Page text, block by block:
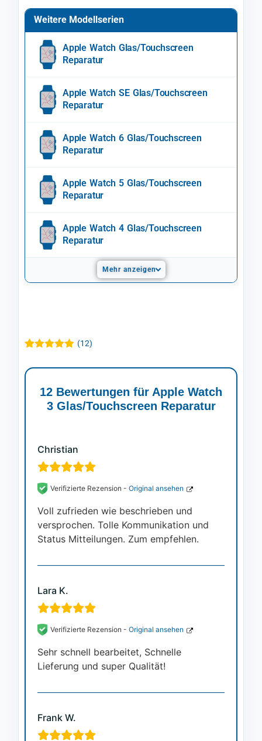
Weitere Modellserien
Apple Watch Glas/Touchscreen
Reparatur
Apple Watch SE Glas/Touchscreen
Reparatur
Apple Watch 6 Glas/Touchscreen
Reparatur
Apple Watch 5 Glas/Touchscreen
Reparatur
Apple Watch 4 Glas/Touchscreen
Reparatur
Mehr anzeigen
5.00von 5,
basierend
Kundenbewertungen
(12)
12 Bewertungen für Apple Watch
3 Glas/Touchscreen Reparatur
Christian
Verifizierte Rezension - Original ansehen
Voll zufrieden wie beschrieben und
versprochen. Tolle Kommunikation und
Status Mitteilungen. Zum empfehlen.
Lara K.
Verifizierte Rezension - Original ansehen
Sehr schnell bearbeitet, Schnelle
Lieferung und super Qualität!
Frank W.